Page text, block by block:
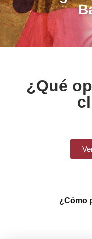
¿Qué
¿Cómo